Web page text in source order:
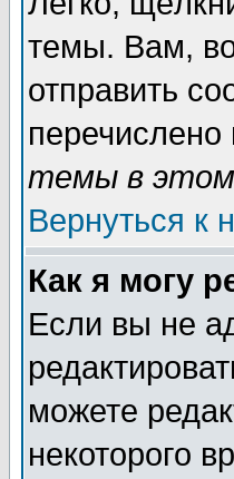
темы. Вам,
отправить
темы в
Вернуться к
Как я могу
Если вы не
можете
некоторого